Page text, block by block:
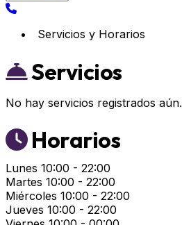
Servicios y Horarios
Servicios
No hay servicios registrados aún.
Horarios
Lunes 10:00 - 22:00
Martes 10:00 - 22:00
Miércoles 10:00 - 22:00
Jueves 10:00 - 22:00